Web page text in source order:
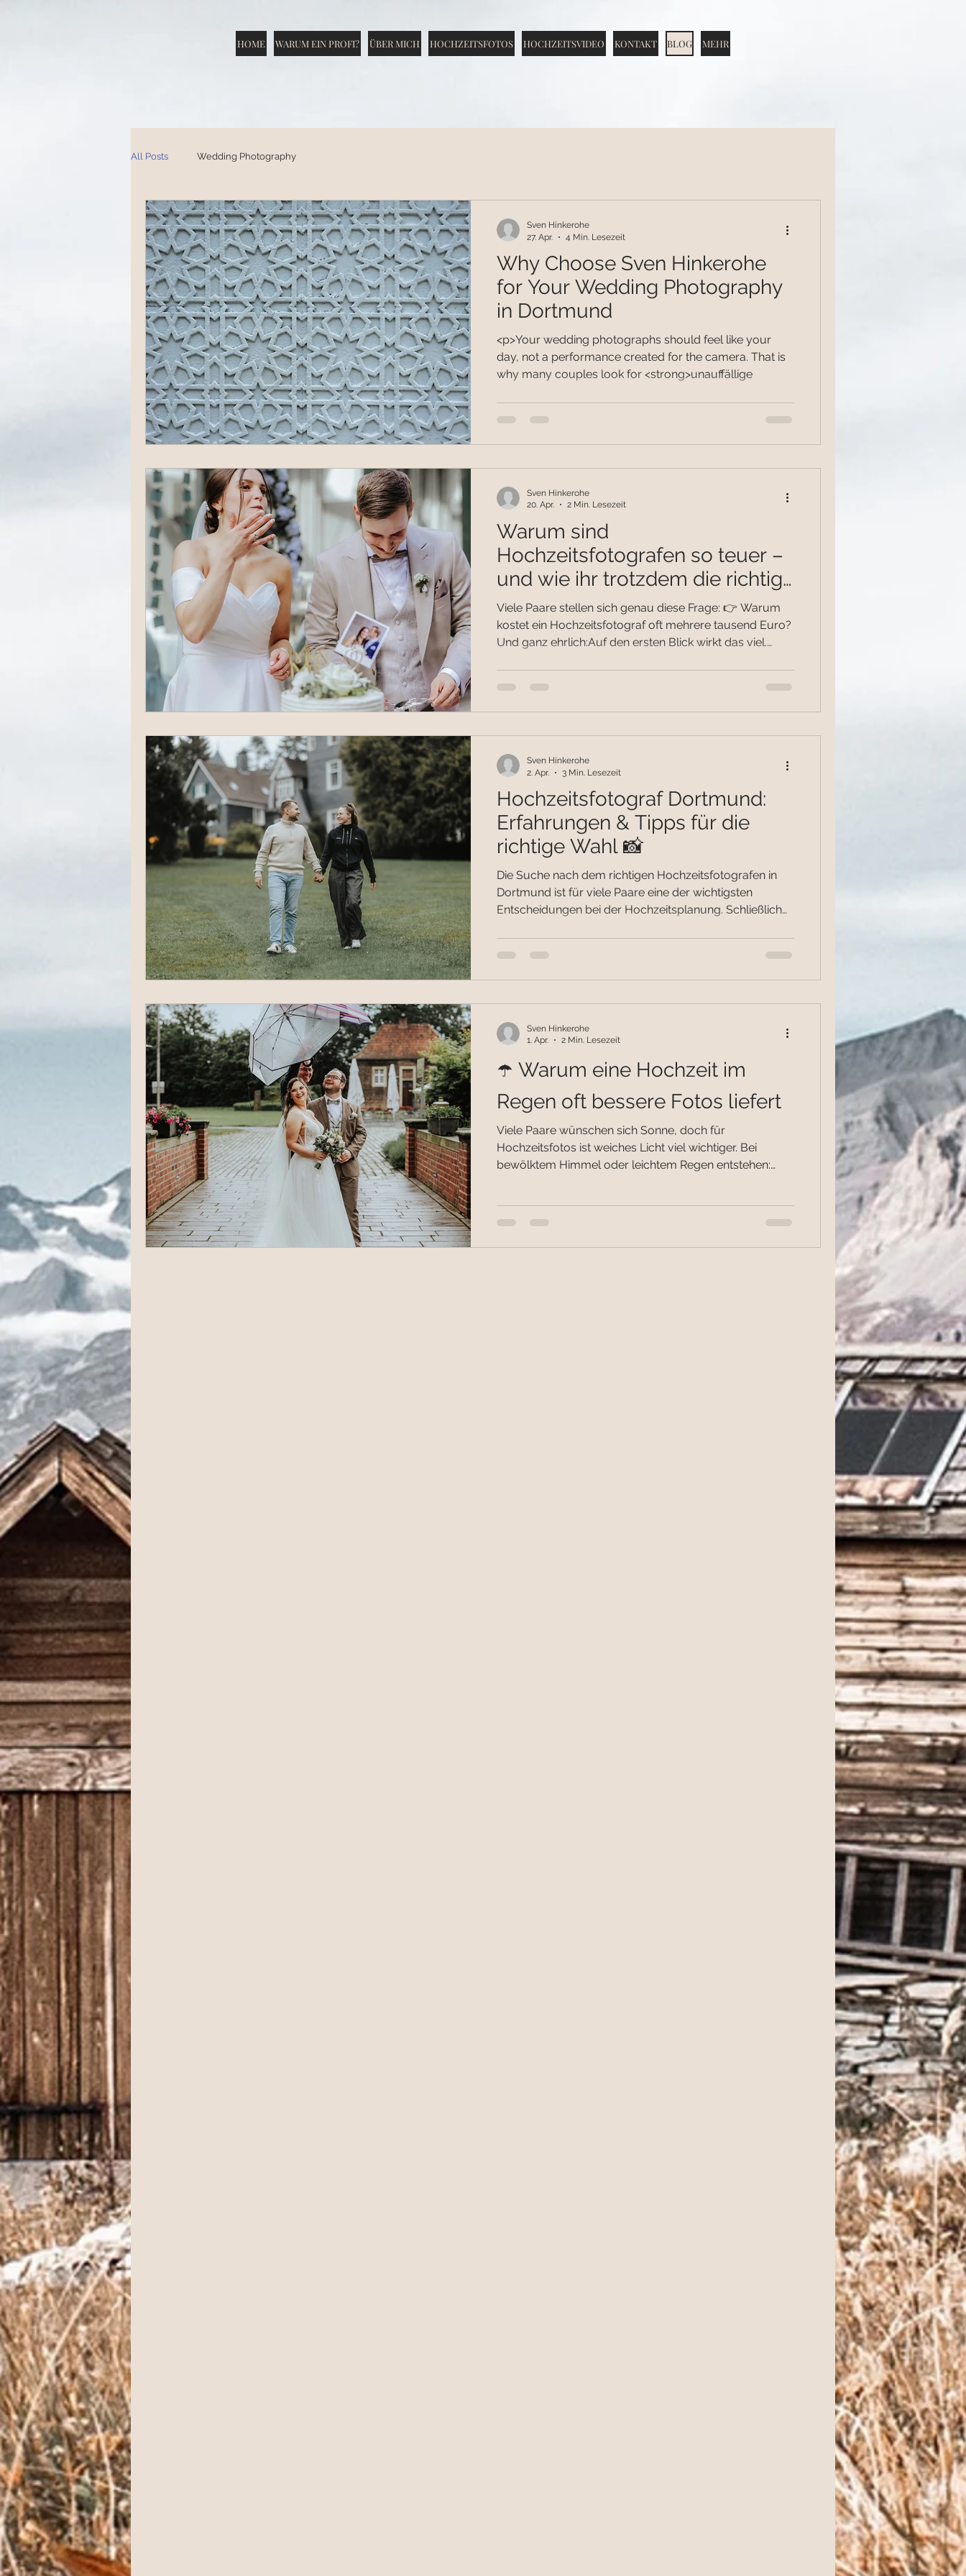
HOME WARUM EIN PROFI? ÜBER MICH HOCHZEITSFOTOS HOCHZEITSVIDEO KONTAKT BLOG MEHR
All Posts Wedding Photography
Why Choose Sven Hinkerohe
for Your Wedding Photography
in Dortmund
<p>Your wedding photographs should feel like your
day, not a performance created for the camera. That is
why many couples look for <strong>unauffällige
Sven Hinkerohe
27. Apr.
4 Min. Lesezeit
Warum sind
Hochzeitsfotografen so teuer –
und wie ihr trotzdem die richtige
Entscheidung trefft
Viele Paare stellen sich genau diese Frage: 👉 Warum
kostet ein Hochzeitsfotograf oft mehrere tausend Euro?
Und ganz ehrlich:Auf den ersten Blick wirkt das viel.
Stunden am Hochzeitstag. 📸 Was ihr wirklich bezahlt
Ein Hochzeitsfotograf begleitet euch nicht einfach nur.
Sven Hinkerohe
20. Apr.
2 Min. Lesezeit
Hochzeitsfotograf Dortmund:
Erfahrungen & Tipps für die
richtige Wahl 📸
Die Suche nach dem richtigen Hochzeitsfotografen in
Dortmund ist für viele Paare eine der wichtigsten
Entscheidungen bei der Hochzeitsplanung. Schließlich
Hochzeitsfotografen? Und welche Fehler solltet ihr
unbedingt vermeiden? In diesem Artikel bekommt ihr
häufigsten F
Sven Hinkerohe
2. Apr.
3 Min. Lesezeit
☂️ Warum eine Hochzeit im
Regen oft bessere Fotos liefert
Viele Paare wünschen sich Sonne, doch für
Hochzeitsfotos ist weiches Licht viel wichtiger. Bei
bewölktem Himmel oder leichtem Regen entstehen:
Gerade für Hochzeitsfotos in Dortmund sind das ideale
besonders elegant wirken. 📸 Hochzeitsfotos im Regen
Sven Hinkerohe
1. Apr.
2 Min. Lesezeit